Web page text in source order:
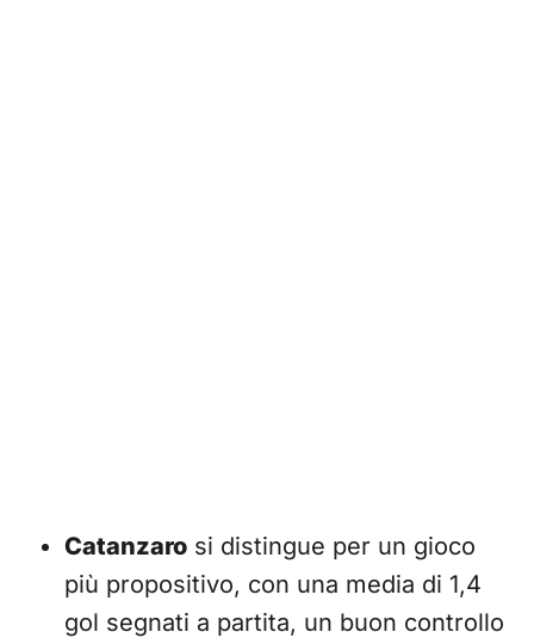
Catanzaro si distingue per un gioco
più propositivo, con una media di 1,4
gol segnati a partita, un buon controllo